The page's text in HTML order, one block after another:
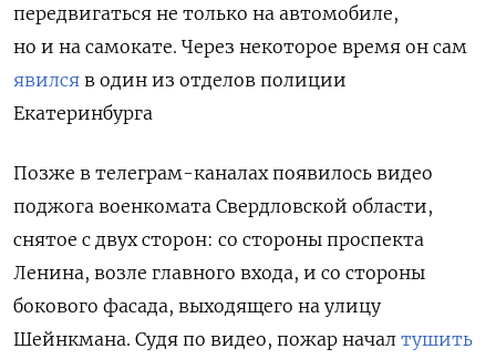
передвигаться не только на автомобиле,
но и на самокате. Через некоторое время он сам
явился в один из отделов полиции
Екатеринбурга
Позже в телеграм-каналах появилось видео
поджога военкомата Свердловской области,
снятое с двух сторон: со стороны проспекта
Ленина, возле главного входа, и со стороны
бокового фасада, выходящего на улицу
Шейнкмана. Судя по видео, пожар начал тушить